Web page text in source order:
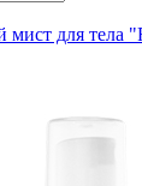
для тела